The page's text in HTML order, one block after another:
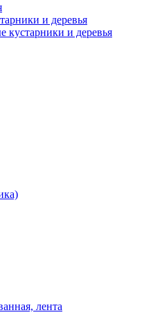
и деревья
кустарники и деревья
лента